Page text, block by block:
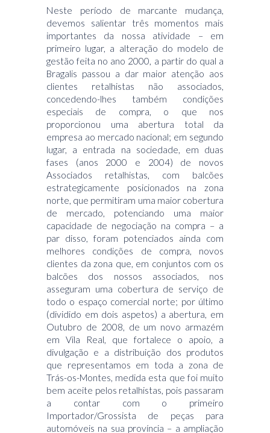
Neste período de marcante mudança,
devemos salientar três momentos mais
importantes da nossa atividade – em
primeiro lugar, a alteração do modelo de
gestão feita no ano 2000, a partir do qual a
Bragalis passou a dar maior atenção aos
clientes retalhistas não associados,
concedendo-lhes também condições
especiais de compra, o que nos
proporcionou uma abertura total da
empresa ao mercado nacional; em segundo
lugar, a entrada na sociedade, em duas
fases (anos 2000 e 2004) de novos
Associados retalhistas, com balcões
estrategicamente posicionados na zona
norte, que permitiram uma maior cobertura
de mercado, potenciando uma maior
capacidade de negociação na compra – a
par disso, foram potenciados ainda com
melhores condições de compra, novos
clientes da zona que, em conjuntos com os
balcões dos nossos associados, nos
asseguram uma cobertura de serviço de
todo o espaço comercial norte; por último
(dividido em dois aspetos) a abertura, em
Outubro de 2008, de um novo armazém
em Vila Real, que fortalece o apoio, a
divulgação e a distribuição dos produtos
que representamos em toda a zona de
Trás-os-Montes, medida esta que foi muito
bem aceite pelos retalhistas, pois passaram
a contar com o primeiro
Importador/Grossista de peças para
automóveis na sua província – a ampliação